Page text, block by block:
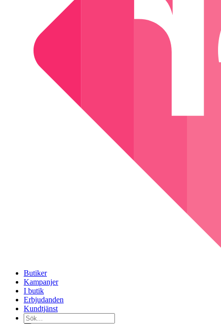
Butiker
Kampanjer
I butik
Erbjudanden
Kundtjänst
Sök...